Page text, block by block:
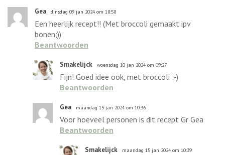
Gea dinsdag 09 jan 2024 om 18:58
Een heerlijk recept!! (Met broccoli gemaakt ipv
bonen;))
Beantwoorden
Smakelijck woensdag 10 jan 2024 om 09:27
Fijn! Goed idee ook, met broccoli :-)
Beantwoorden
Gea maandag 15 jan 2024 om 10:36
Voor hoeveel personen is dit recept Gr Gea
Beantwoorden
Smakelijck maandag 15 jan 2024 om 10:39